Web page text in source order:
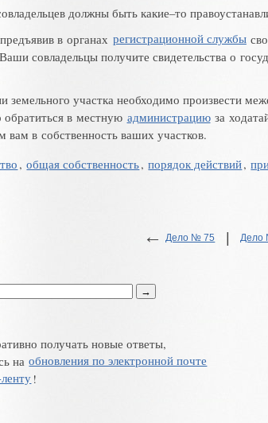
должны бытькакие–то
предъявив в органах регистрационной службы
совладельцы получите свидетельства о
земельного участка необходимо произвести
обратиться в местную администрацию за
вам в собственность ваших участков.
, общая собственность, порядок действий,
← Дело № 75 | Дело
получать новые ответы,
на обновления по электронной почте
!